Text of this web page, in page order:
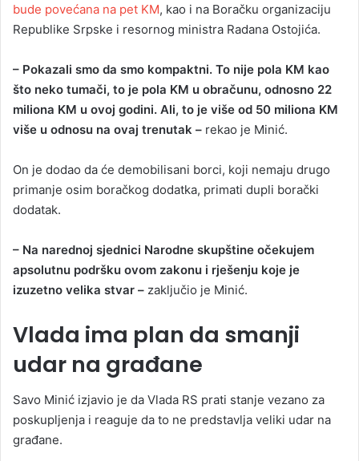
bude povećana na pet KM, kao i na Boračku organizaciju
Republike Srpske i resornog ministra Radana Ostojića.
– Pokazali smo da smo kompaktni. To nije pola KM kao
što neko tumači, to je pola KM u obračunu, odnosno 22
miliona KM u ovoj godini. Ali, to je više od 50 miliona KM
više u odnosu na ovaj trenutak – rekao je Minić.
On je dodao da će demobilisani borci, koji nemaju drugo
primanje osim boračkog dodatka, primati dupli borački
dodatak.
– Na narednoj sjednici Narodne skupštine očekujem
apsolutnu podršku ovom zakonu i rješenju koje je
izuzetno velika stvar – zaključio je Minić.
Vlada ima plan da smanji
udar na građane
Savo Minić izjavio je da Vlada RS prati stanje vezano za
poskupljenja i reaguje da to ne predstavlja veliki udar na
građane.